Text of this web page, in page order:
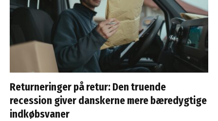
Returneringer på retur: Den truende
recession giver danskerne mere bæredygtige
indkøbsvaner